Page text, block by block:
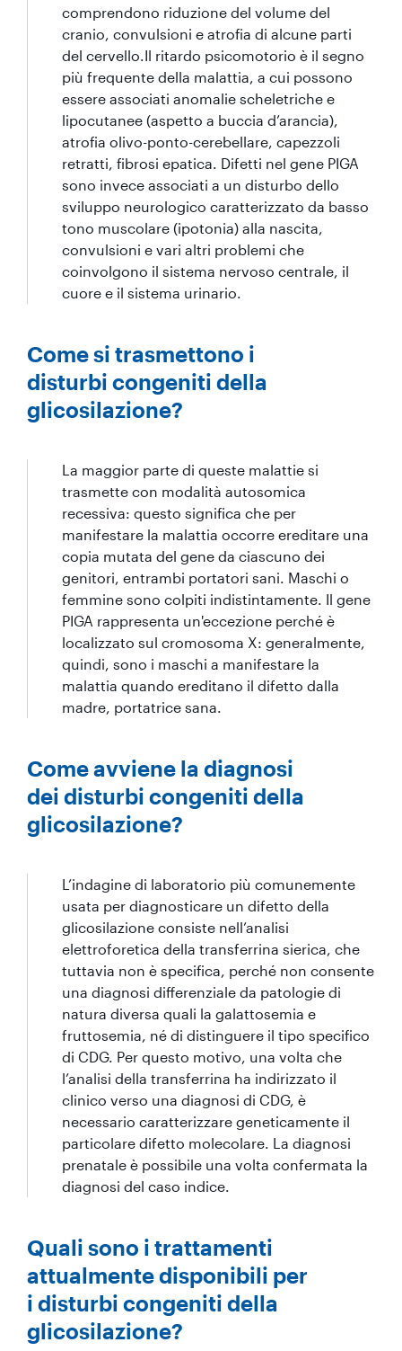
comprendono riduzione del volume del
cranio, convulsioni e atrofia di alcune parti
del cervello.Il ritardo psicomotorio è il segno
più frequente della malattia, a cui possono
essere associati anomalie scheletriche e
lipocutanee (aspetto a buccia d’arancia),
atrofia olivo-ponto-cerebellare, capezzoli
retratti, fibrosi epatica. Difetti nel gene PIGA
sono invece associati a un disturbo dello
sviluppo neurologico caratterizzato da basso
tono muscolare (ipotonia) alla nascita,
convulsioni e vari altri problemi che
coinvolgono il sistema nervoso centrale, il
cuore e il sistema urinario.
Come si trasmettono i
disturbi congeniti della
glicosilazione?
La maggior parte di queste malattie si
trasmette con modalità autosomica
recessiva: questo significa che per
manifestare la malattia occorre ereditare una
copia mutata del gene da ciascuno dei
genitori, entrambi portatori sani. Maschi o
femmine sono colpiti indistintamente. Il gene
PIGA rappresenta un'eccezione perché è
localizzato sul cromosoma X: generalmente,
quindi, sono i maschi a manifestare la
malattia quando ereditano il difetto dalla
madre, portatrice sana.
Come avviene la diagnosi
dei disturbi congeniti della
glicosilazione?
L’indagine di laboratorio più comunemente
usata per diagnosticare un difetto della
glicosilazione consiste nell’analisi
elettroforetica della transferrina sierica, che
tuttavia non è specifica, perché non consente
una diagnosi differenziale da patologie di
natura diversa quali la galattosemia e
fruttosemia, né di distinguere il tipo specifico
di CDG. Per questo motivo, una volta che
l’analisi della transferrina ha indirizzato il
clinico verso una diagnosi di CDG, è
necessario caratterizzare geneticamente il
particolare difetto molecolare. La diagnosi
prenatale è possibile una volta confermata la
diagnosi del caso indice.
Quali sono i trattamenti
attualmente disponibili per
i disturbi congeniti della
glicosilazione?